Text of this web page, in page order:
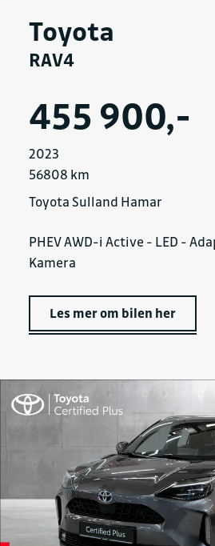
Toyota
RAV4
455 900,-
2023
56808 km
Toyota Sulland Hamar
PHEV AWD-i Active - LED -
Kamera
Les mer om bilen her